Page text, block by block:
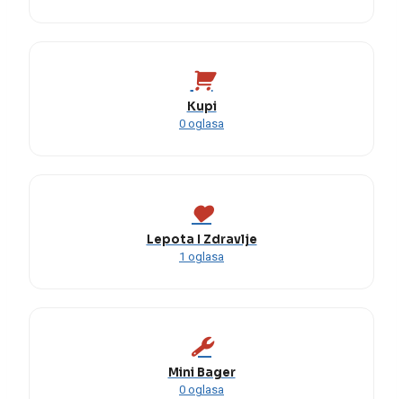
Kupi
0 oglasa
Lepota I Zdravlje
1 oglasa
Mini Bager
0 oglasa